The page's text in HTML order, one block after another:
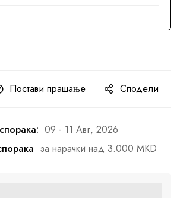
Постави прашање Сподели
09 - 11 Авг, 2026
за нарачки над 3.000 MKD